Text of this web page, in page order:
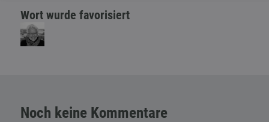
Wort wurde favorisiert
Noch keine Kommentare